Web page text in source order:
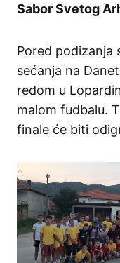
Sabor Svetog
Pored podizanja
sećanja na
redom u
malom fudbalu.
finale će biti